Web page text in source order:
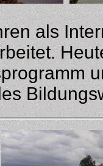
als